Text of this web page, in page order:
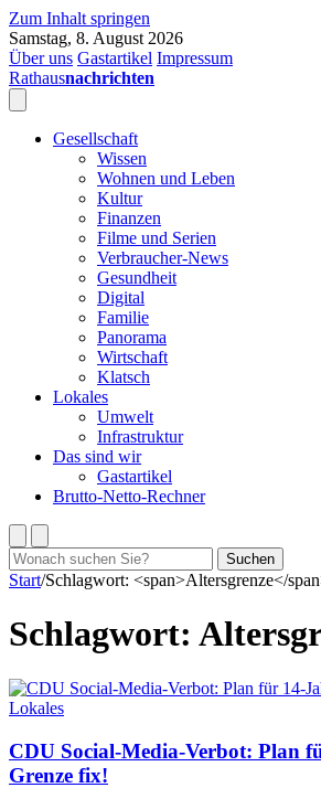
Zum Inhalt springen
Samstag, 8. August 2026
Über uns Gastartikel Impressum
Rathausnachrichten
Gesellschaft
Wissen
Wohnen und Leben
Kultur
Finanzen
Filme und Serien
Verbraucher-News
Gesundheit
Digital
Familie
Panorama
Wirtschaft
Klatsch
Lokales
Umwelt
Infrastruktur
Das sind wir
Gastartikel
Brutto-Netto-Rechner
Suchen
nach:
Suchen
Start/Schlagwort: <span>Altersgrenze</
Schlagwort:
Lokales
CDU Social-Media-Verbot: Plan
Grenze fix!